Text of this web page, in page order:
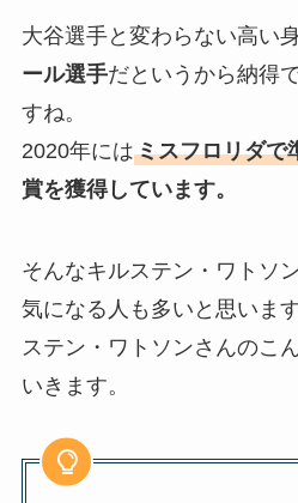
大谷選手と変わらない高い
ール選手だというから納得
すね。
2020年にはミスフロリダで
賞を獲得しています。
そんなキルステン・ワトソ
気になる人も多いと思いま
ステン・ワトソンさんのこ
いきます。